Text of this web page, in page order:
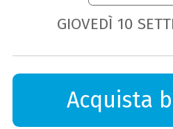
GIOVEDÌ 10
Acquista